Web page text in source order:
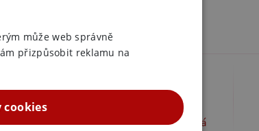
Zařazeno v kategoriích
Nevibrační erekční kroužky plast,
silikon, gel
Nevibrační erekční kroužky modrá
může web správně
přizpůsobit reklamu na
cookies